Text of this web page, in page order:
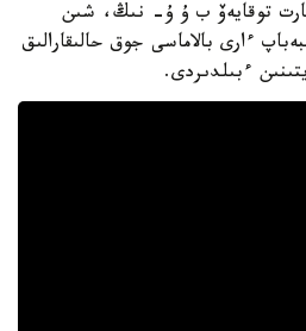
توقايەۆ ب ۇ ۇ- نىڭ، شىن
ءارى بالاماسى جوق حالىقارالىق
ءبىلدىردى.